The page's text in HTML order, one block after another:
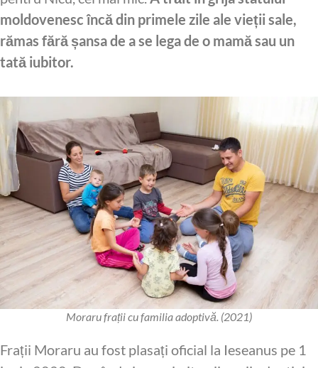
moldovenesc încă din primele zile ale vieții sale,
rămas fără șansa de a se lega de o mamă sau un
tată iubitor.
Moraru frații cu familia adoptivă. (2021)
Frații Moraru au fost plasați oficial la Ieseanus pe 1